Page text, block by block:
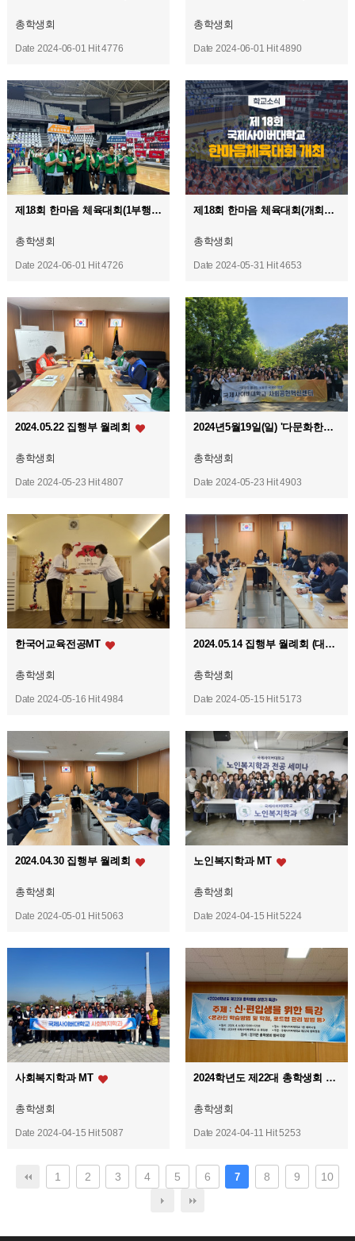
총학생회
Date 2024-06-01 Hit 4776
총학생회
Date 2024-06-01 Hit 4890
제18회 한마음 체육대회(1부행사)
총학생회
Date 2024-06-01 Hit 4726
제18회 한마음 체육대회(개회식)
총학생회
Date 2024-05-31 Hit 4653
2024.05.22 집행부 월례회
총학생회
Date 2024-05-23 Hit 4807
2024년5월19일(일) '다문화한가족축제 ' 봉사활동
총학생회
Date 2024-05-23 Hit 4903
한국어교육전공MT
총학생회
Date 2024-05-16 Hit 4984
2024.05.14 집행부 월례회 (대의원회 참석)
총학생회
Date 2024-05-15 Hit 5173
2024.04.30 집행부 월례회
총학생회
Date 2024-05-01 Hit 5063
노인복지학과 MT
총학생회
Date 2024-04-15 Hit 5224
사회복지학과 MT
총학생회
Date 2024-04-15 Hit 5087
2024학년도 제22대 총학생회 상반기 특강 ( 강사 : 김귀란 총학생회 행사국장)
총학생회
Date 2024-04-11 Hit 5253
1 2 3 4 5 6 7 8 9 10